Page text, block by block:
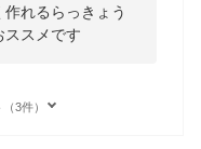
れるらっきょう
ススメです
3件）